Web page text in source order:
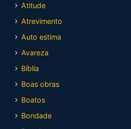
Atitude
Atrevimento
Auto estima
Avareza
Bíblia
Boas obras
Boatos
Bondade